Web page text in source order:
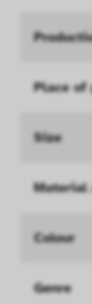
Place of
Size
Material
Colour
Genre